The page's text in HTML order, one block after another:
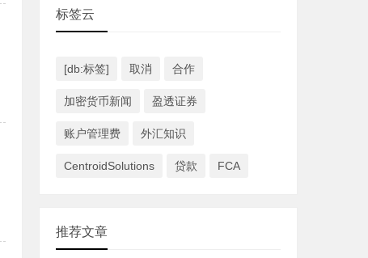
标签云
[db:标签] 取消 合作
加密货币新闻 盈透证券
账户管理费 外汇知识
CentroidSolutions 贷款 FCA
推荐文章